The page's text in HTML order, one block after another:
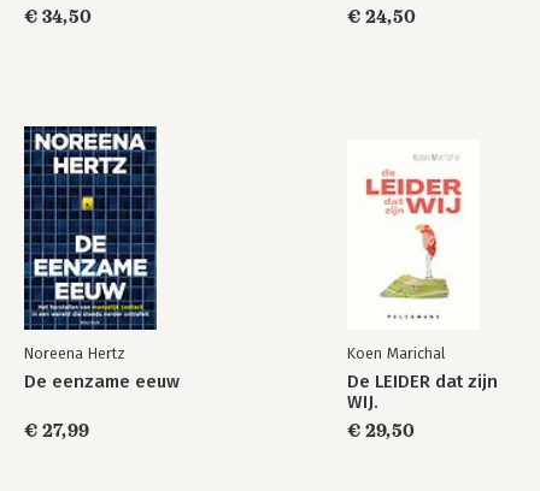
€ 34,50
€ 24,50
Noreena Hertz
De eenzame eeuw
€ 27,99
Koen Marichal
De LEIDER dat zijn
WIJ.
€ 29,50